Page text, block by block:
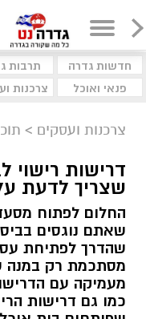
חדשות גדרה תרבות
פנאי ואוכל
צרכנות
צרכנות ועסקים >
דרישות רישוי
שצריך לדעת
החלום לפתוח
שאתם נוגסים
שהדרך לפתיחת
מסתכמת רק במנה
מעמיקה עם
כמו גם דרישות